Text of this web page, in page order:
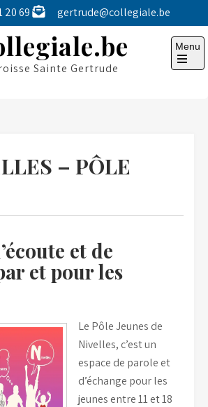
20 69 gertrude@collegiale.be
Sainte Gertrude
Menu
Open
– PÔLE
et de
et pour les
Le Pôle Jeunes de
Nivelles, c’est un
espace de parole et
d’échange pour les
jeunes entre 11 et 18